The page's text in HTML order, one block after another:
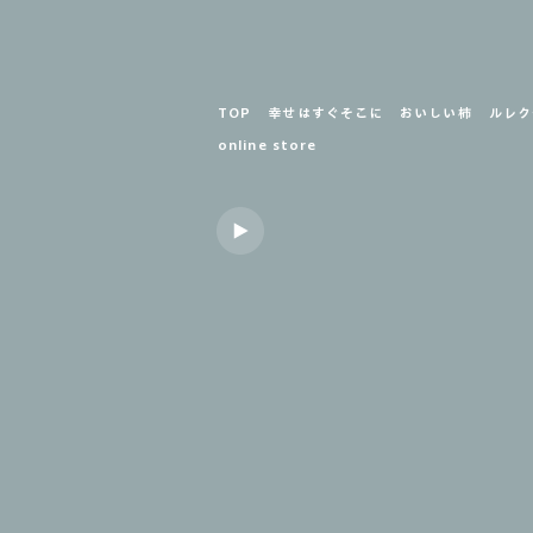
TOP 幸せはすぐそこに おいしい柿 ルレ
online store